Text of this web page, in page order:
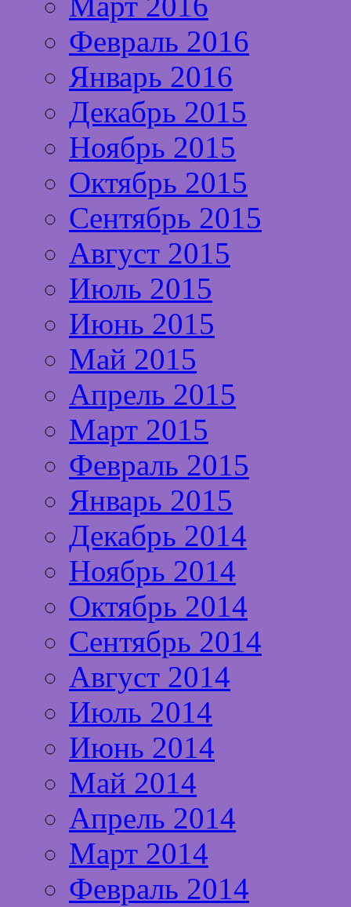
Февраль 2016
Январь 2016
Декабрь 2015
Ноябрь 2015
Октябрь 2015
Сентябрь 2015
Август 2015
Июль 2015
Июнь 2015
Май 2015
Апрель 2015
Март 2015
Февраль 2015
Январь 2015
Декабрь 2014
Ноябрь 2014
Октябрь 2014
Сентябрь 2014
Август 2014
Июль 2014
Июнь 2014
Май 2014
Апрель 2014
Март 2014
Февраль 2014